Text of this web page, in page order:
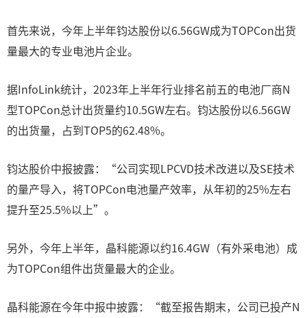
首先来说，今年上半年钧达股份以6.56GW成为TOPCon出货
量最大的专业电池片企业。
据InfoLink统计，2023年上半年行业排名前五的电池厂商N
型TOPCon总计出货量约10.5GW左右。钧达股份以6.56GW
的出货量，占到TOP5的62.48%。
钧达股价中报披露：“公司实现LPCVD技术改进以及SE技术
的量产导入，将TOPCon电池量产效率，从年初的25%左右
提升至25.5%以上”。
另外，今年上半年，晶科能源以约16.4GW（有外采电池）成
为TOPCon组件出货量最大的企业。
晶科能源在今年中报中披露：“截至报告期末，公司已投产N